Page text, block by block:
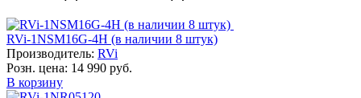
RVi-1NSM16G-4H (в наличии 8 штук)
Производитель: RVi
Розн. цена: 14 990 руб.
В корзину